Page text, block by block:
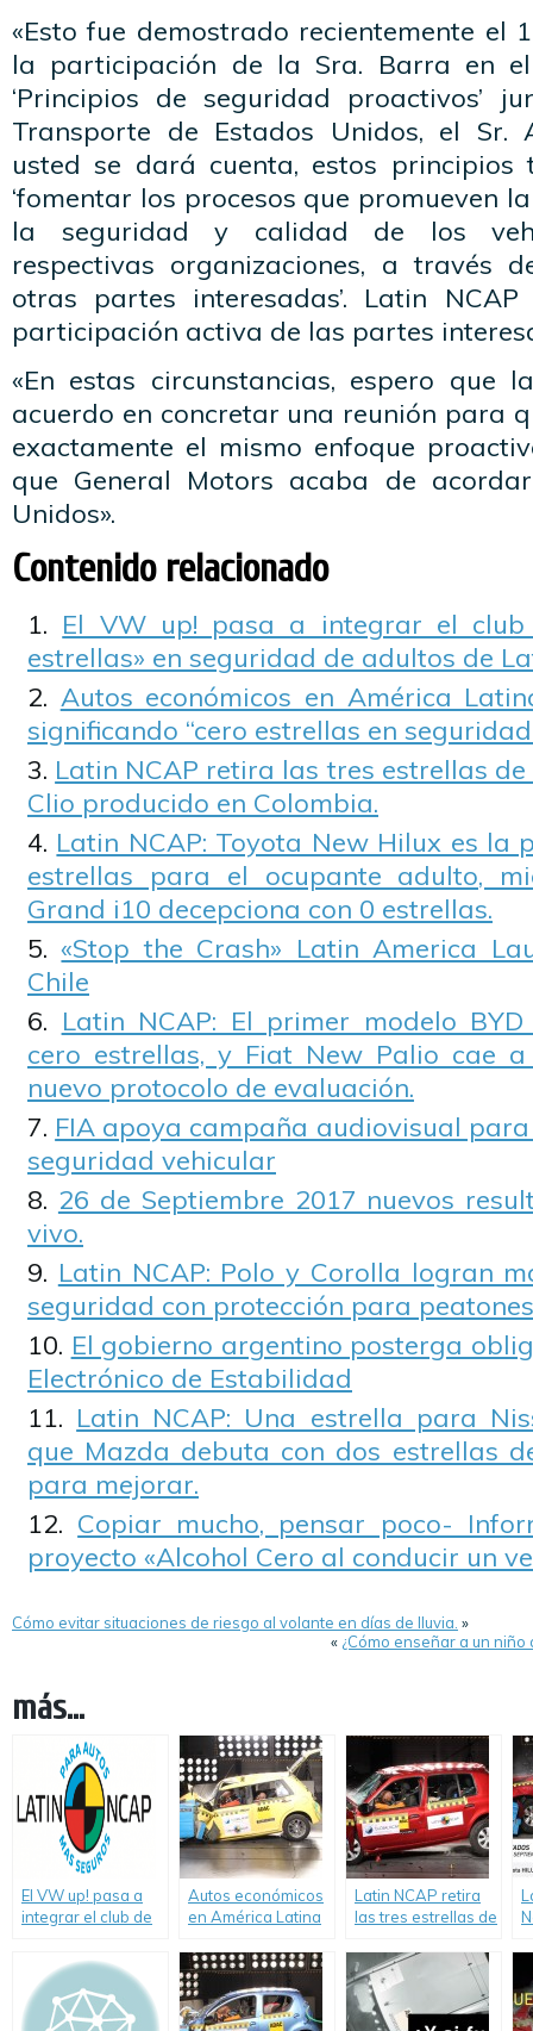
«Esto fue demostrado recientemente el
la participación de la Sra. Barra en
‘Principios de seguridad proactivos’
Transporte de Estados Unidos, el Sr.
usted se dará cuenta, estos principios
‘fomentar los procesos que promueven
la seguridad y calidad de los
respectivas organizaciones, a través
otras partes interesadas’. Latin
participación activa de las partes
«En estas circunstancias, espero que
acuerdo en concretar una reunión para
exactamente el mismo enfoque
que General Motors acaba de
Unidos».
Contenido relacionado
El VW up! pasa a integrar el club
estrellas» en seguridad de adultos de
Autos económicos en América
significando “cero estrellas en
Latin NCAP retira las tres estrellas
Clio producido en Colombia.
Latin NCAP: Toyota New Hilux es la
estrellas para el ocupante adulto,
Grand i10 decepciona con 0 estrellas.
«Stop the Crash» Latin America
Chile
Latin NCAP: El primer modelo
cero estrellas, y Fiat New Palio cae
nuevo protocolo de evaluación.
FIA apoya campaña audiovisual
seguridad vehicular
26 de Septiembre 2017 nuevos
vivo.
Latin NCAP: Polo y Corolla logran
seguridad con protección para
El gobierno argentino posterga
Electrónico de Estabilidad
Latin NCAP: Una estrella para
que Mazda debuta con dos estrellas
para mejorar.
Copiar mucho, pensar poco-
proyecto «Alcohol Cero al conducir un
Cómo evitar situaciones de riesgo al volante en días de lluvia. »
« ¿Cómo enseñar a un
más...
El VW up! pasa a
integrar el club de
estrellas» en
seguridad de
adultos de Latin
NCAP
Autos económicos
en América Latina
significando “cero
estrellas en
seguridad”.
Latin NCAP retira
las tres estrellas de
Renault Clio
producido en
Colombia.